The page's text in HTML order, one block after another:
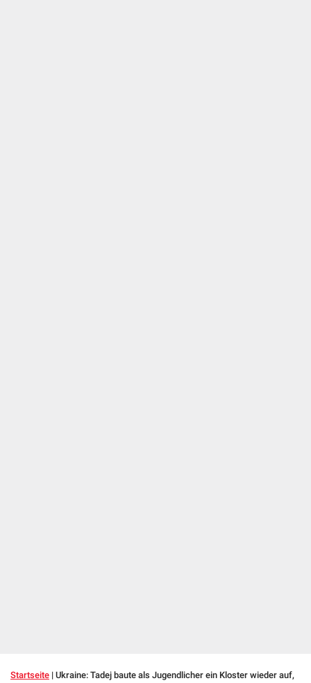
Startseite | Ukraine: Tadej baute als Jugendlicher ein Kloster wieder auf,